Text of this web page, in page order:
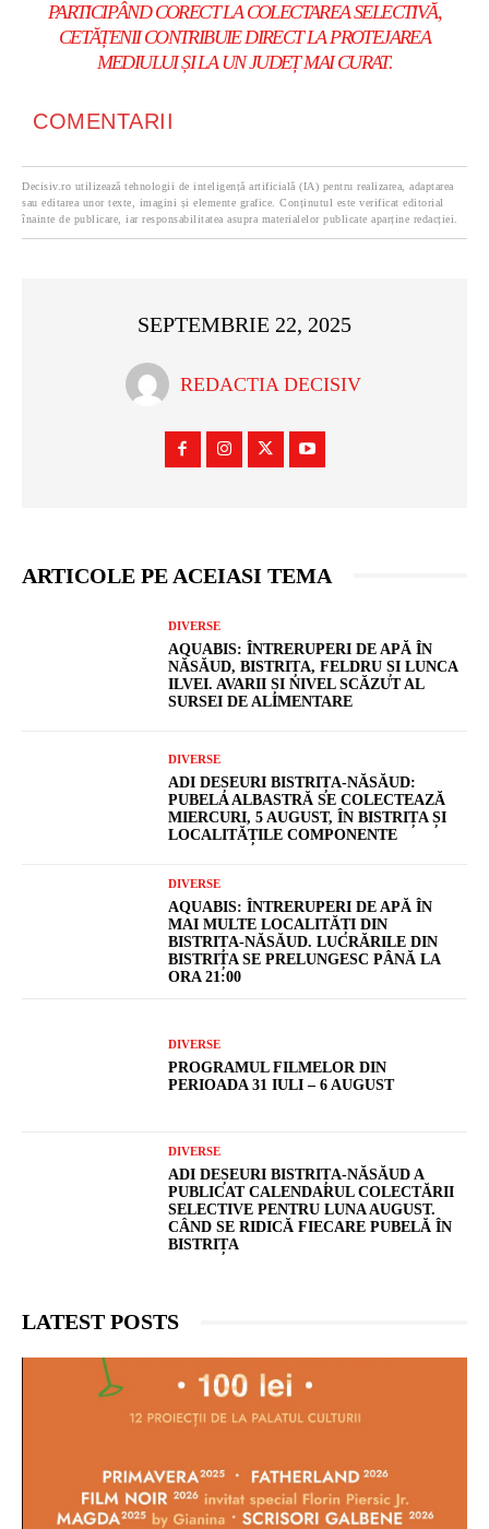
PARTICIPÂND CORECT LA COLECTAREA SELECTIVĂ,
CETĂȚENII CONTRIBUIE DIRECT LA PROTEJAREA
MEDIULUI ȘI LA UN JUDEȚ MAI CURAT.
COMENTARII
Decisiv.ro utilizează tehnologii de inteligență artificială (IA) pentru realizarea, adaptarea
sau editarea unor texte, imagini și elemente grafice. Conținutul este verificat editorial
înainte de publicare, iar responsabilitatea asupra materialelor publicate aparține redacției.
SEPTEMBRIE 22, 2025
REDACTIA DECISIV
ARTICOLE PE ACEIASI TEMA
DIVERSE
AQUABIS: ÎNTRERUPERI DE APĂ ÎN
NĂSĂUD, BISTRIȚA, FELDRU ȘI LUNCA
ILVEI. AVARII ȘI NIVEL SCĂZUT AL
SURSEI DE ALIMENTARE
DIVERSE
ADI DEȘEURI BISTRIȚA-NĂSĂUD:
PUBELA ALBASTRĂ SE COLECTEAZĂ
MIERCURI, 5 AUGUST, ÎN BISTRIȚA ȘI
LOCALITĂȚILE COMPONENTE
DIVERSE
AQUABIS: ÎNTRERUPERI DE APĂ ÎN
MAI MULTE LOCALITĂȚI DIN
BISTRIȚA-NĂSĂUD. LUCRĂRILE DIN
BISTRIȚA SE PRELUNGESC PÂNĂ LA
ORA 21:00
DIVERSE
PROGRAMUL FILMELOR DIN
PERIOADA 31 IULI – 6 AUGUST
DIVERSE
ADI DEȘEURI BISTRIȚA-NĂSĂUD A
PUBLICAT CALENDARUL COLECTĂRII
SELECTIVE PENTRU LUNA AUGUST.
CÂND SE RIDICĂ FIECARE PUBELĂ ÎN
BISTRIȚA
LATEST POSTS